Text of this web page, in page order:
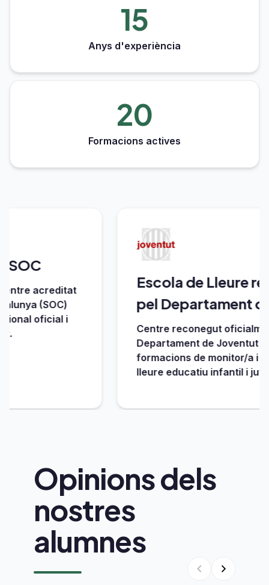
15
Anys d'experiència
20
Formacions actives
acreditat
(SOC)
oficial i
Escola de Lleure
pel Departament de
Centre reconegut oficialment pel
Departament de Joventut per
formacions de monitor/a i
lleure educatiu infantil i juvenil.
Opinions dels
nostres
alumnes